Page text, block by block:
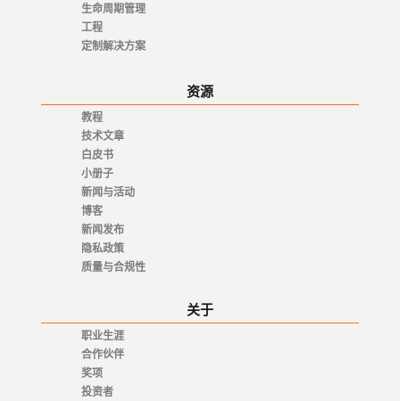
生命周期管理
工程
定制解决方案
资源
教程
技术文章
白皮书
小册子
新闻与活动
博客
新闻发布
隐私政策
质量与合规性
关于
职业生涯
合作伙伴
奖项
投资者